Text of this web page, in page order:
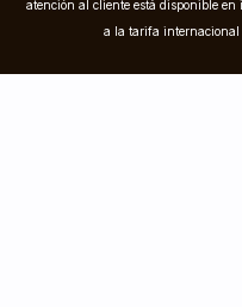
atención al cliente está disponible en
a la tarifa internacional